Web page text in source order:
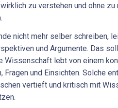
zu verstehen und ohne
nicht mehr selber schreiben,
und Argumente. Das
Wissenschaft lebt von einem
Fragen und Einsichten. Solche
vertieft und kritisch mit